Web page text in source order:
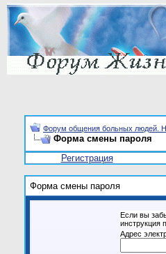
Форум общения больных людей.
Форма смены пароля
Регистрация
Форма смены пароля
Если вы
инструкция
Адрес